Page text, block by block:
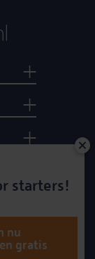
starters!
nu
gratis